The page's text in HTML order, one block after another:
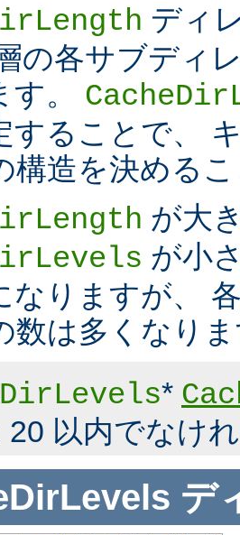
ディ
の各サブディ
す。
することで、
構造を決める
が大
が小
なりますが、
数は多くなり
*
20 以内でなけ
デ